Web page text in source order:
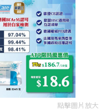
點擊圖片放大